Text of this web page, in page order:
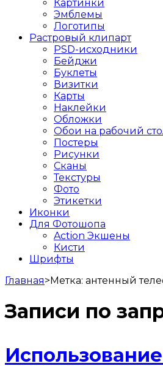
Картинки
Эмблемы
Логотипы
Растровый клипарт
PSD-исходники
Бейджи
Буклеты
Визитки
Карты
Наклейки
Обложки
Обои на рабочий
Постеры
Рисунки
Сканы
Текстуры
Фото
Этикетки
Иконки
Для Фотошопа
Action Экшены
Кисти
Шрифты
Главная>Метка: антенный
Записи по